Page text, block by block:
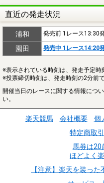
直近の発走状況
浦和 発売前 1レース13:30
園田 発売中 1レース14:20
※表示されている時刻は、発走予定時
※投票締切時刻は、発走時刻の2分前で
開催当日のレースに関する情報につ
い。
楽天競馬 会社概要 個
特定商取
馬券は20
ほどよく
【注意】楽天を装っ